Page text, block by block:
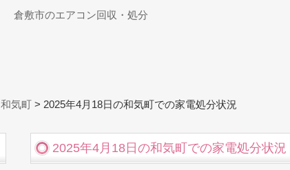
倉敷市のエアコン回収・処分
和気町 > 2025年4月18日の和気町での家電処分状況
2025年4月18日の和気町での家電処分状況